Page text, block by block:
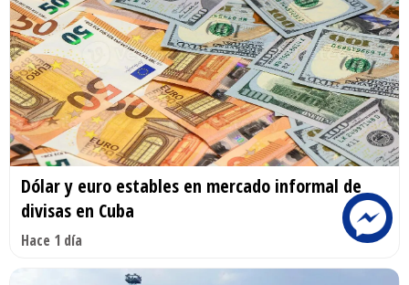
Dólar y euro estables en mercado informal de
divisas en Cuba
Hace 1 día